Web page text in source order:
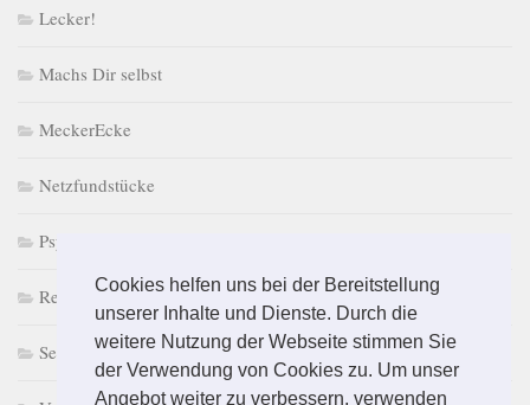
Cookies helfen uns bei der Bereitstellung
unserer Inhalte und Dienste. Durch die
weitere Nutzung der Webseite stimmen Sie
der Verwendung von Cookies zu. Um unser
Angebot weiter zu verbessern, verwenden
Lecker!
Machs Dir selbst
MeckerEcke
Netzfundstücke
PsychoPuzzle
Retro macht Laune
Selbst & Ständig